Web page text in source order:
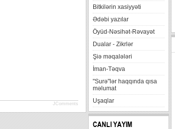
JComments
Bitkilərin xasiyyəti
Ədəbi yazılar
Öyüd-Nəsihət-Rəvayət
Dualar - Zikrlər
Şiə məqalələri
İman-Təqva
"Surə"lər haqqında qısa
məlumat
Uşaqlar
CANLI YAYIM